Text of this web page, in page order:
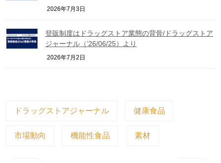
2026年7月3日
登販制度はドラッグストア業態の背骨/ドラッグストア
ジャーナル（’26/06/25）より
2026年7月2日
ドラッグストアジャーナル 健康食品
市場動向 機能性食品 素材